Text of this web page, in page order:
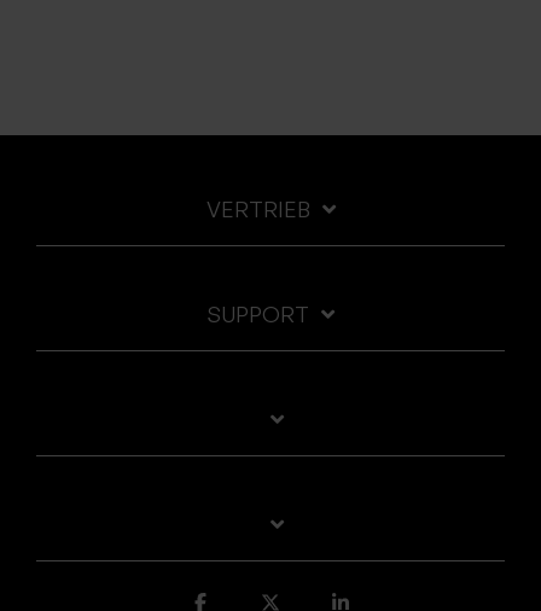
VERTRIEB
SUPPORT